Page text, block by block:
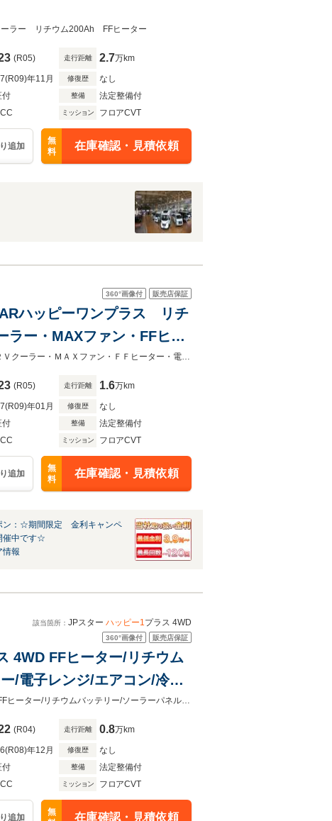
ラー リチウム200Ah FFヒーター
(R05) 走行距離 2.7万km
年11月 修復歴 なし
付 整備 法定整備付
ミッション フロアCVT
追加
無
料
在庫確認・見積依頼
360°画像付 販売店保証
ハッピーワンプラス リチ
ラー・MAXファン・FFヒー
電子レンジ・冷蔵庫・リア
ＪＰスター ハッピー１+ リチウム４００ＡＨ・3000Wインバーター・１２Ｖクーラー・ＭＡＸファン・ＦＦヒーター・電動サイドオーニング・ソーラーパネル・電子レンジ・冷蔵庫
(R05) 走行距離 1.6万km
年01月 修復歴 なし
付 整備 法定整備付
ミッション フロアCVT
追加
無
料
在庫確認・見積依頼
ン：☆期間限定 金利キャンペ
催中です☆
情報
該当箇所： JPスター ハッピー1プラス 4WD
360°画像付 販売店保証
4WD FFヒーター/リチウム
/電子レンジ/エアコン/冷蔵
ディスプレイオーディオ/乗北陸信越運輸局認証工場完備！創業30余年、キャンピングカー専門店です！FFヒーター/リチウムバッテリー/ソーラーパネル/3000Wインバーター/電子レンジ/エアコン/冷蔵庫/シンク/
(R04) 走行距離 0.8万km
年12月 修復歴 なし
付 整備 法定整備付
ミッション フロアCVT
追加
無
在庫確認・見積依頼